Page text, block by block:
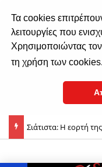
Τα cookies
λειτουργίες που
Χρησιμοποιώντας
τη χρήση των cookies.
του Σιάτιστα: Η εορτή